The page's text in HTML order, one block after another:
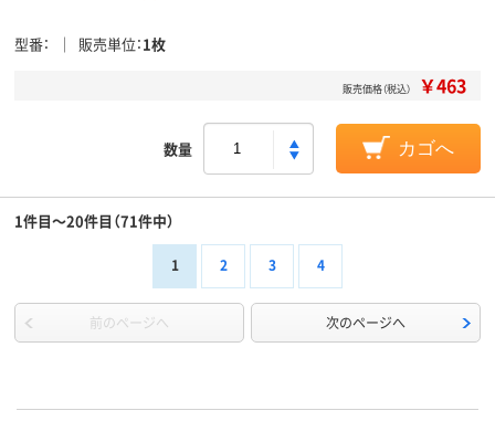
型番 販売単位 1枚
販売価格（税込） ￥463
数量 カゴへ
1件目～20件目（71件中）
1 2 3 4
前のページへ 次のページへ